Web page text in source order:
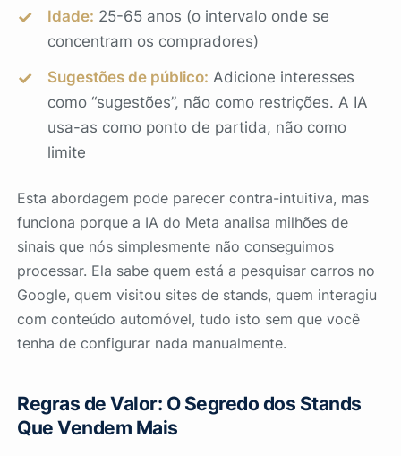
Idade: 25-65 anos (o intervalo onde se
concentram os compradores)
Sugestões de público: Adicione interesses
como “sugestões”, não como restrições. A IA
usa-as como ponto de partida, não como
limite
Esta abordagem pode parecer contra-intuitiva, mas
funciona porque a IA do Meta analisa milhões de
sinais que nós simplesmente não conseguimos
processar. Ela sabe quem está a pesquisar carros no
Google, quem visitou sites de stands, quem interagiu
com conteúdo automóvel, tudo isto sem que você
tenha de configurar nada manualmente.
Regras de Valor: O Segredo dos Stands
Que Vendem Mais